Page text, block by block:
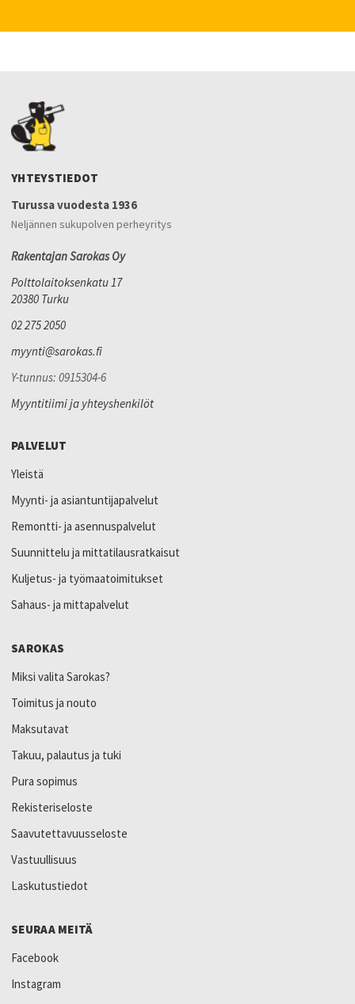
YHTEYSTIEDOT
Turussa vuodesta 1936
Neljännen sukupolven perheyritys
Rakentajan Sarokas Oy
Polttolaitoksenkatu 17
20380 Turku
02 275 2050
myynti@sarokas.fi
Y-tunnus: 0915304-6
Myyntitiimi ja yhteyshenkilöt
PALVELUT
Yleistä
Myynti- ja asiantuntijapalvelut
Remontti- ja asennuspalvelut
Suunnittelu ja mittatilausratkaisut
Kuljetus- ja työmaatoimitukset
Sahaus- ja mittapalvelut
SAROKAS
Miksi valita Sarokas?
Toimitus ja nouto
Maksutavat
Takuu, palautus ja tuki
Pura sopimus
Rekisteriseloste
Saavutettavuusseloste
Vastuullisuus
Laskutustiedot
SEURAA MEITÄ
Facebook
Instagram